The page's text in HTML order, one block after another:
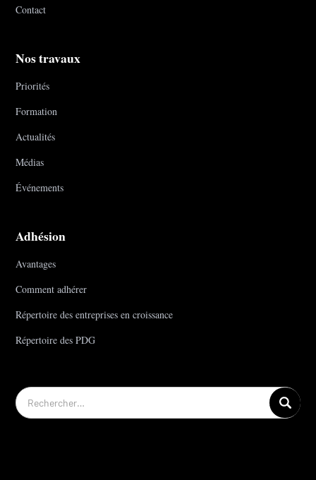
Contact
Nos travaux
Priorités
Formation
Actualités
Médias
Événements
Adhésion
Avantages
Comment adhérer
Répertoire des entreprises en croissance
Répertoire des PDG